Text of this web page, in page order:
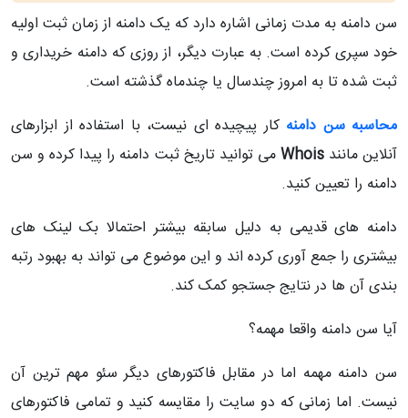
سن دامنه به مدت زمانی اشاره دارد که یک دامنه از زمان ثبت اولیه
خود سپری کرده است. به عبارت دیگر، از روزی که دامنه خریداری و
ثبت شده تا به امروز چندسال یا چندماه گذشته است.
محاسبه سن دامنه کار پیچیده ای نیست، با استفاده از ابزارهای
آنلاین مانندWhoisمی توانید تاریخ ثبت دامنه را پیدا کرده و سن
دامنه را تعیین کنید.
دامنه های قدیمی به دلیل سابقه بیشتر احتمالا بک لینک های
بیشتری را جمع آوری کرده اند و این موضوع می تواند به بهبود رتبه
بندی آن ها در نتایج جستجو کمک کند.
آیا سن دامنه واقعا مهمه؟
سن دامنه مهمه اما در مقابل فاکتورهای دیگر سئو مهم ترین آن
نیست. اما زمانی که دو سایت را مقایسه کنید و تمامی فاکتورهای